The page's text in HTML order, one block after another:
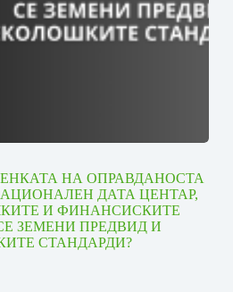
НА ОПРАВДАНОСТА
ДАТА ЦЕНТАР,
И ФИНАНСИСКИТЕ
ЗЕМЕНИ ПРЕДВИД И
СТАНДАРДИ?